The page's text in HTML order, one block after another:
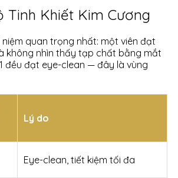
Khiết Kim Cương
niệm quan trọng nhất: một viên đạt
không nhìn thấy tạp chất bằng mắt
đều đạt eye-clean — đây là vùng
Lý do
Eye-clean, tiết kiệm tối đa